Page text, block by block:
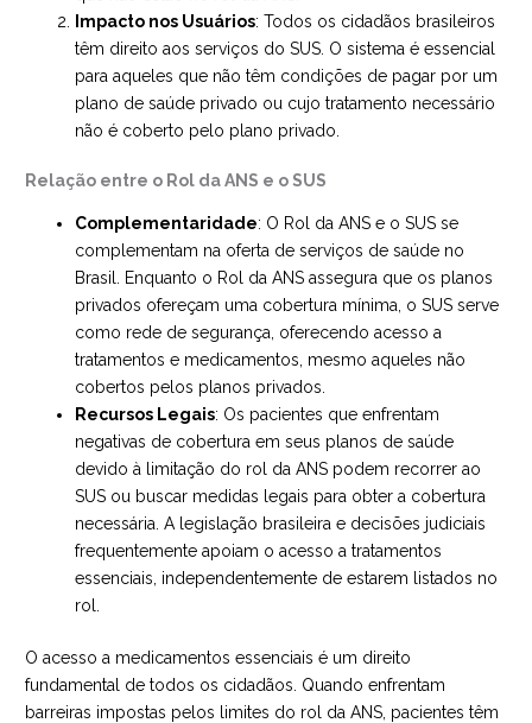
Impacto nos Usuários: Todos os cidadãos brasileiros
têm direito aos serviços do SUS. O sistema é essencial
para aqueles que não têm condições de pagar por um
plano de saúde privado ou cujo tratamento necessário
não é coberto pelo plano privado.
Relação entre o Rol da ANS e o SUS
Complementaridade: O Rol da ANS e o SUS se
complementam na oferta de serviços de saúde no
Brasil. Enquanto o Rol da ANS assegura que os planos
privados ofereçam uma cobertura mínima, o SUS serve
como rede de segurança, oferecendo acesso a
tratamentos e medicamentos, mesmo aqueles não
cobertos pelos planos privados.
Recursos Legais: Os pacientes que enfrentam
negativas de cobertura em seus planos de saúde
devido à limitação do rol da ANS podem recorrer ao
SUS ou buscar medidas legais para obter a cobertura
necessária. A legislação brasileira e decisões judiciais
frequentemente apoiam o acesso a tratamentos
essenciais, independentemente de estarem listados no
rol.
O acesso a medicamentos essenciais é um direito
fundamental de todos os cidadãos. Quando enfrentam
barreiras impostas pelos limites do rol da ANS, pacientes têm